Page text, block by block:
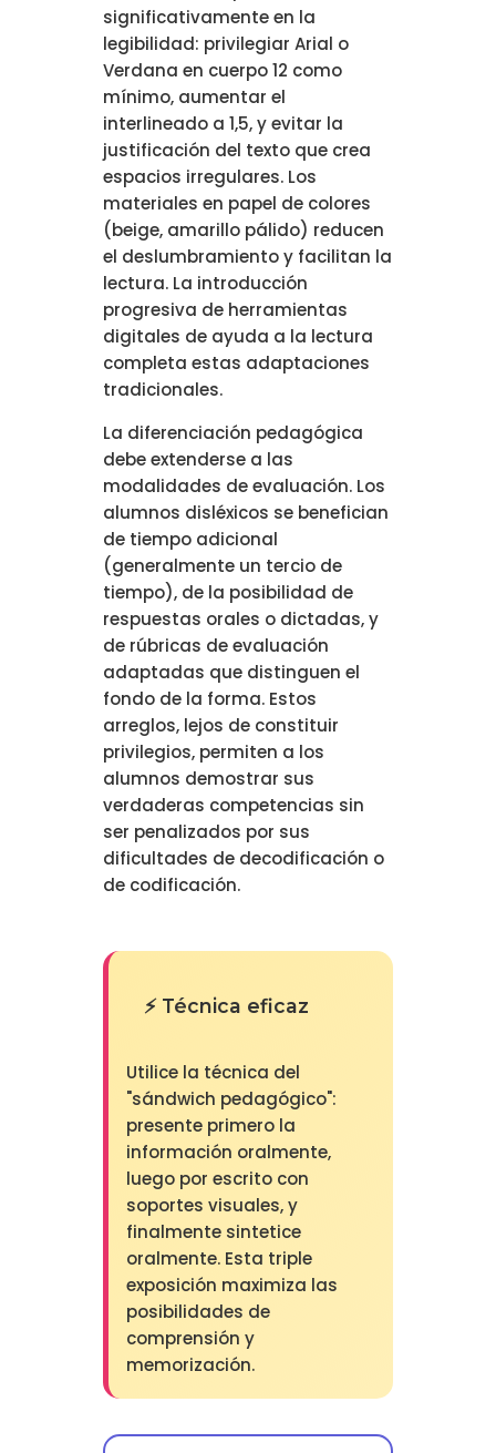
significativamente en la
legibilidad: privilegiar Arial o
Verdana en cuerpo 12 como
mínimo, aumentar el
interlineado a 1,5, y evitar la
justificación del texto que crea
espacios irregulares. Los
materiales en papel de colores
(beige, amarillo pálido) reducen
el deslumbramiento y facilitan la
lectura. La introducción
progresiva de herramientas
digitales de ayuda a la lectura
completa estas adaptaciones
tradicionales.
La diferenciación pedagógica
debe extenderse a las
modalidades de evaluación. Los
alumnos disléxicos se benefician
de tiempo adicional
(generalmente un tercio de
tiempo), de la posibilidad de
respuestas orales o dictadas, y
de rúbricas de evaluación
adaptadas que distinguen el
fondo de la forma. Estos
arreglos, lejos de constituir
privilegios, permiten a los
alumnos demostrar sus
verdaderas competencias sin
ser penalizados por sus
dificultades de decodificación o
de codificación.
⚡ Técnica eficaz
Utilice la técnica del
"sándwich pedagógico":
presente primero la
información oralmente,
luego por escrito con
soportes visuales, y
finalmente sintetice
oralmente. Esta triple
exposición maximiza las
posibilidades de
comprensión y
memorización.